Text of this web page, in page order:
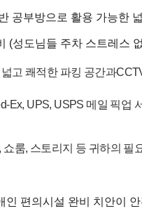
공부방으로 활용 가능한
(성도님들 주차 스트레스
넓고 쾌적한 파킹 공간과
Ex, UPS, USPS 메일 픽업
, 쇼룸, 스토리지 등 귀하의 필
인 편의시설 완비 치안이